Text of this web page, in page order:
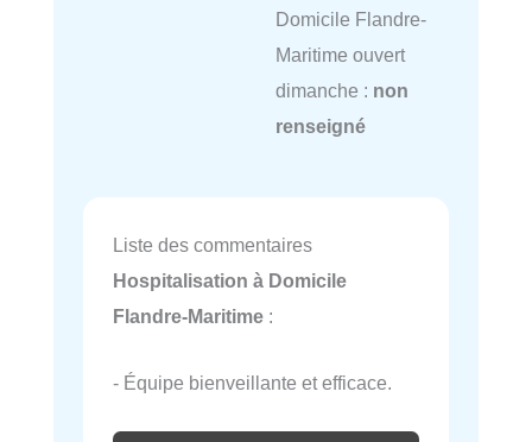
Domicile Flandre-
Maritime ouvert
dimanche : non
renseigné
Liste des commentaires
Hospitalisation à Domicile
Flandre-Maritime :
- Équipe bienveillante et efficace.